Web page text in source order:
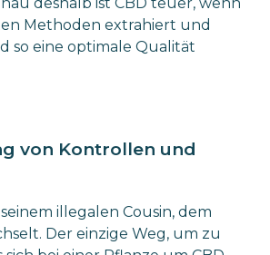
Methoden extrahiert und
so eine optimale Qualität
von Kontrollen und
illegalen Cousin, dem
Der einzige Weg, um zu